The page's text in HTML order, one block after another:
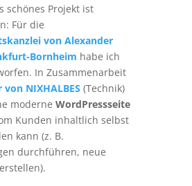
schönes Projekt ist
Für die
von Alexander
Bornheim habe ich
In Zusammenarbeit
von NIXHALBES (Technik)
moderne WordPressseite
Kunden inhaltlich selbst
kann (z. B.
durchführen, neue